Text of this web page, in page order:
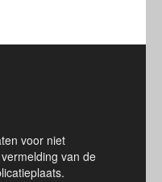
voor niet
van de